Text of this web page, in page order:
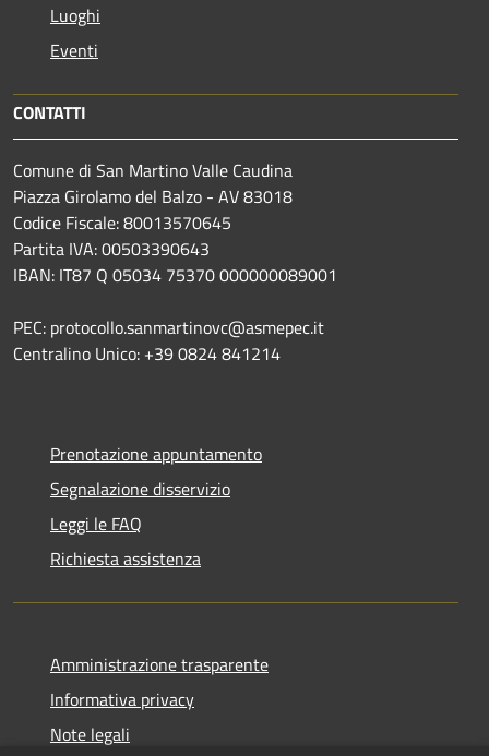
Luoghi
Eventi
CONTATTI
Comune di San Martino Valle Caudina
Piazza Girolamo del Balzo - AV 83018
Codice Fiscale: 80013570645
Partita IVA: 00503390643
IBAN: IT87 Q 05034 75370 000000089001
PEC: protocollo.sanmartinovc@asmepec.it
Centralino Unico: +39 0824 841214
Prenotazione appuntamento
Segnalazione disservizio
Leggi le FAQ
Richiesta assistenza
Amministrazione trasparente
Informativa privacy
Note legali